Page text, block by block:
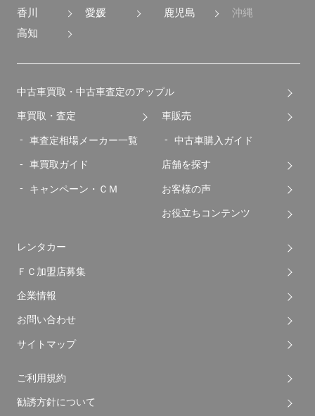
香川
愛媛
高知
鹿児島
沖縄
中古車買取・中古車査定のアップル
車買取・査定
車査定相場メーカー一覧
車買取ガイド
キャンペーン・ＣＭ
車販売
中古車購入ガイド
店舗を探す
お客様の声
お役立ちコンテンツ
レンタカー
ＦＣ加盟店募集
企業情報
お問い合わせ
サイトマップ
ご利用規約
勧誘方針について